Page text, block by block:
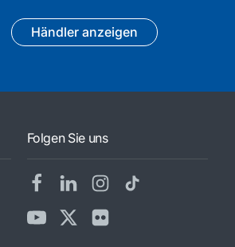
Händler anzeigen
Folgen Sie uns